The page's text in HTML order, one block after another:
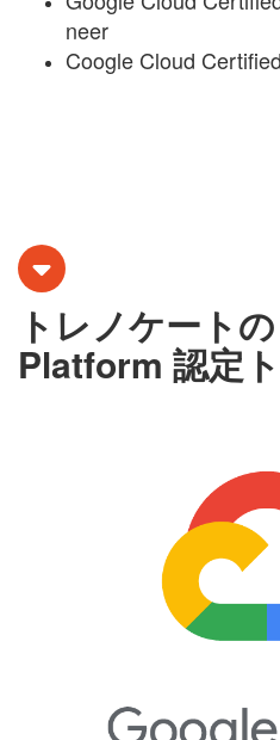
neer
Coogle Cloud
トレノケート
Platform 認定